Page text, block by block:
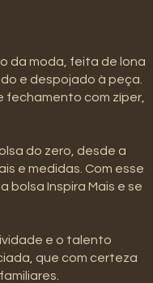
da moda, feita de lona
e despojado à peça.
fechamento com zíper,
do zero, desde a
e medidas. Com esse
bolsa Inspira Mais e se
e o talento
que com certeza